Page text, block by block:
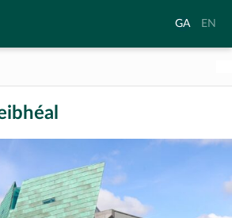
Aistrigh
Gaeilge
GA
to
EN